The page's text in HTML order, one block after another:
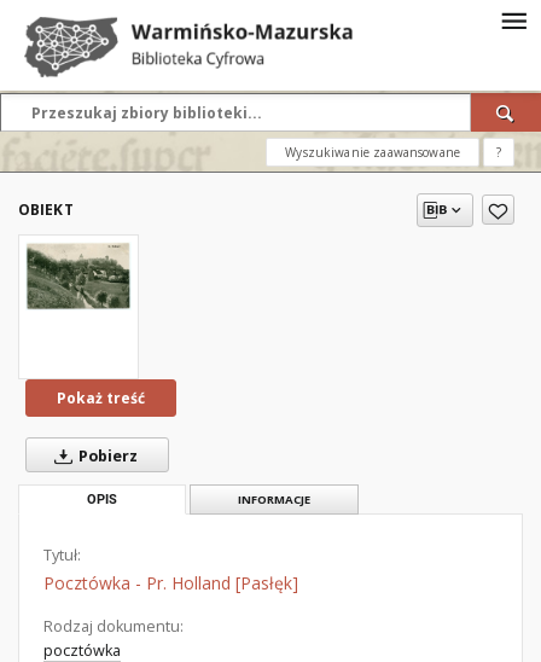
Wyszukiwanie zaawansowane ?
OBIEKT
Pokaż treść
Pobierz
OPIS INFORMACJE
Tytuł:
Pocztówka - Pr. Holland [Pasłęk]
Rodzaj dokumentu:
pocztówka